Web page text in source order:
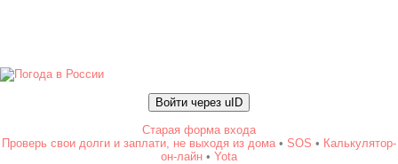
Войти через uID
Старая форма входа
Проверь свои долги и заплати, не выходя из дома • SOS • Калькулятор-
он-лайн • Yota